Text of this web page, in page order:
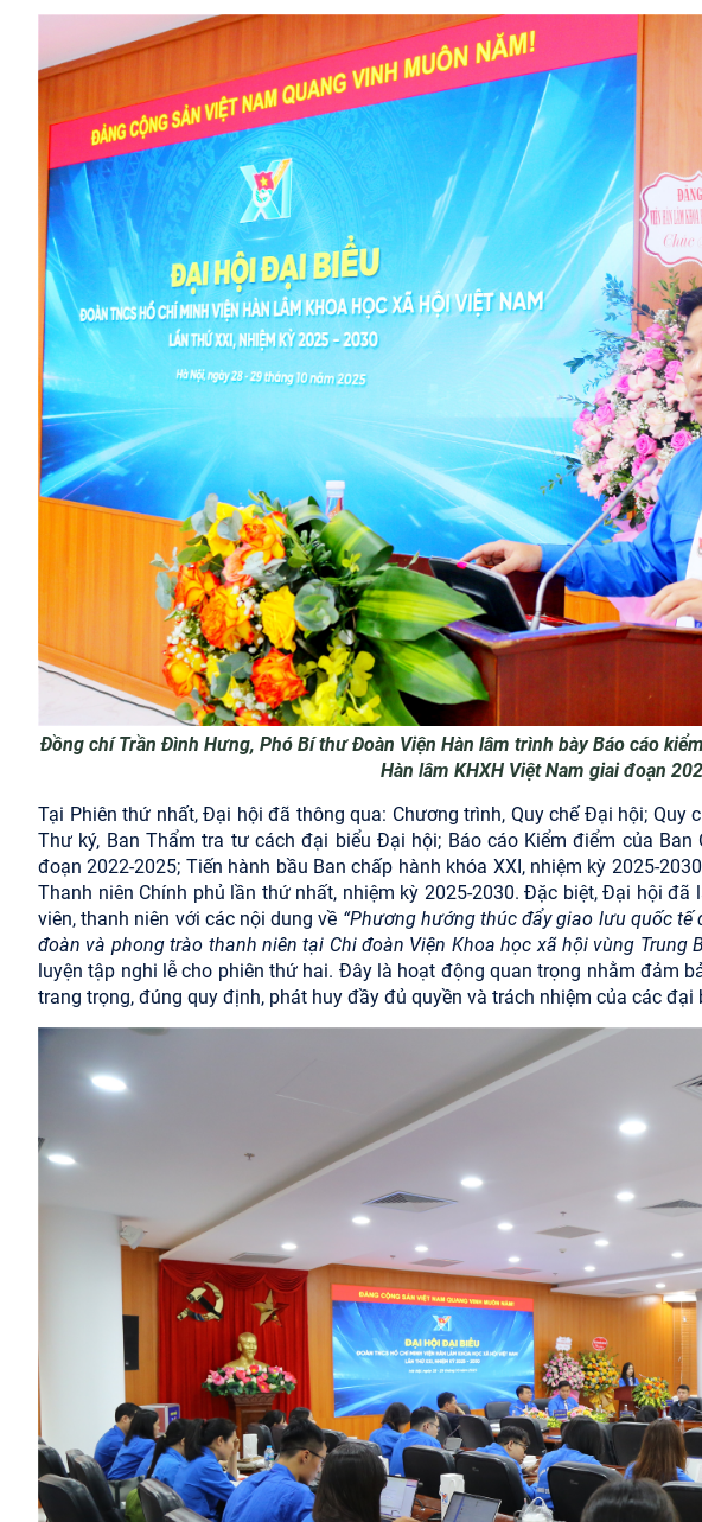
Đồng chí Trần Đình Hưng, Phó Bí thư Đoàn Viện Hàn lâm trình bày Báo cáo
Hàn lâm KHXH Việt Nam giai đoạn
Tại Phiên thứ nhất, Đại hội đã thông qua: Chương trình, Quy chế Đại hội; Quy
Thư ký, Ban Thẩm tra tư cách đại biểu Đại hội; Báo cáo Kiểm điểm của
đoạn 2022-2025; Tiến hành bầu Ban chấp hành khóa XXI, nhiệm kỳ 2025-
Thanh niên Chính phủ lần thứ nhất, nhiệm kỳ 2025-2030. Đặc biệt, Đại hội
viên, thanh niên với các nội dung về “Phương hướng thúc đẩy giao lưu quốc
đoàn và phong trào thanh niên tại Chi đoàn Viện Khoa học xã hội vùng Trung
luyện tập nghi lễ cho phiên thứ hai. Đây là hoạt động quan trọng nhằm đảm
trang trọng, đúng quy định, phát huy đầy đủ quyền và trách nhiệm của các đại